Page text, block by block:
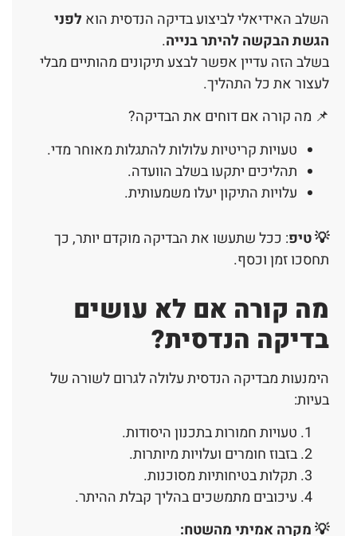
השלב האידיאלי לביצוע בדיקה הנדסית הואלפני
הגשת הבקשה להיתר בנייה.
בשלב הזה עדיין אפשר לבצע תיקונים מהותיים מבלי
לעצור את כל התהליך.
📌 מה קורה אם דוחים את הבדיקה?
טעויות קריטיות עלולות להתגלות מאוחר מדי.
תהליכים יתקעו בשלב הוועדה.
עלויות התיקון יעלו משמעותית.
💡 טיפ: ככל שתעשו את הבדיקה מוקדם יותר, כך
תחסכו זמן וכסף.
מה קורה אם לא עושים
בדיקה הנדסית?
הימנעות מבדיקה הנדסית עלולה לגרום לשורה של
בעיות:
טעויות חמורות בתכנון היסודות.
בזבוז חומרים ועלויות מיותרות.
תקלות בטיחותיות מסוכנות.
עיכובים מתמשכים בהליך קבלת ההיתר.
💡מקרה אמיתי מהשטח: